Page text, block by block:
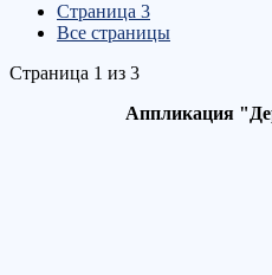
Страница 3
Все страницы
Страница 1 из 3
Аппликация